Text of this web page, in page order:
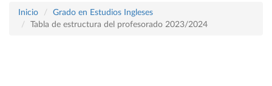
Inicio
Grado en Estudios Ingleses
Tabla de estructura del profesorado 2023/2024